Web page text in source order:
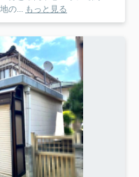
の...
もっと見る